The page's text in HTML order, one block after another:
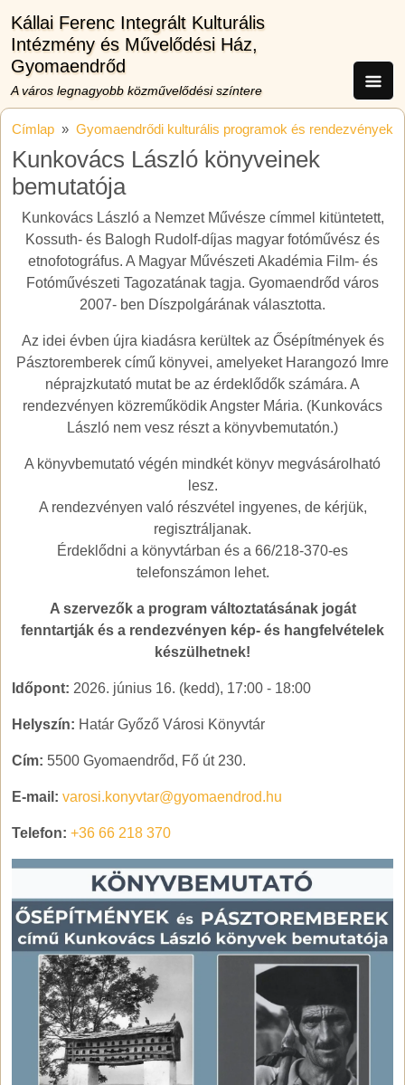
Kállai Ferenc Integrált Kulturális
Intézmény és Művelődési Ház,
Gyomaendrőd
A város legnagyobb közművelődési színtere
Címlap Gyomaendrődi kulturális programok és rendezvények
Kunkovács László könyveinek
bemutatója
Kunkovács László a Nemzet Művésze címmel kitüntetett,
Kossuth- és Balogh Rudolf-díjas magyar fotóművész és
etnofotográfus. A Magyar Művészeti Akadémia Film- és
Fotóművészeti Tagozatának tagja. Gyomaendrőd város
2007- ben Díszpolgárának választotta.
Az idei évben újra kiadásra kerültek az Ősépítmények és
Pásztoremberek című könyvei, amelyeket Harangozó Imre
néprajzkutató mutat be az érdeklődők számára. A
rendezvényen közreműködik Angster Mária. (Kunkovács
László nem vesz részt a könyvbemutatón.)
A könyvbemutató végén mindkét könyv megvásárolható
lesz.
A rendezvényen való részvétel ingyenes, de kérjük,
regisztráljanak.
Érdeklődni a könyvtárban és a 66/218-370-es
telefonszámon lehet.
A szervezők a program változtatásának jogát
fenntartják és a rendezvényen kép- és hangfelvételek
készülhetnek!
Időpont: 2026. június 16. (kedd), 17:00 - 18:00
Helyszín: Határ Győző Városi Könyvtár
Cím: 5500 Gyomaendrőd, Fő út 230.
E-mail: varosi.konyvtar@gyomaendrod.hu
Telefon: +36 66 218 370